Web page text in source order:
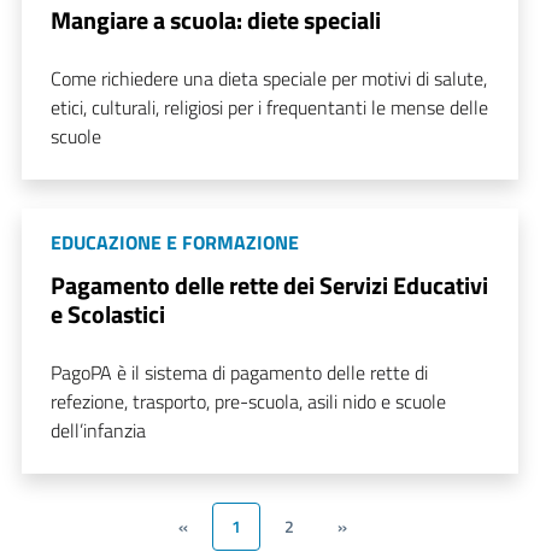
Mangiare a scuola: diete speciali
Come richiedere una dieta speciale per motivi di salute,
etici, culturali, religiosi per i frequentanti le mense delle
scuole
EDUCAZIONE E FORMAZIONE
Pagamento delle rette dei Servizi Educativi
e Scolastici
PagoPA è il sistema di pagamento delle rette di
refezione, trasporto, pre-scuola, asili nido e scuole
dell’infanzia
« 1 2 »